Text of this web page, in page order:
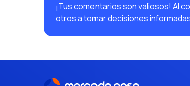
¡Tus comentarios son valiosos! Al
otros a tomar decisiones